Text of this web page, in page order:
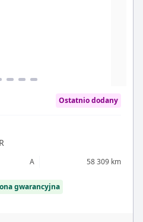
Ostatnio dodany
A 58 309 km
gwarancyjna